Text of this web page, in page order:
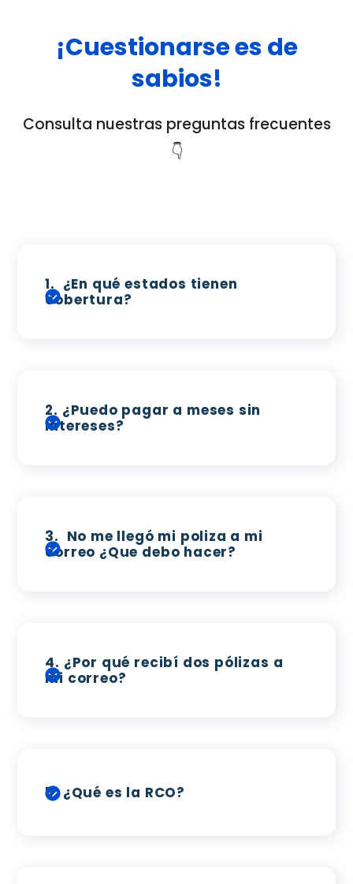
¡Cuestionarse es de
sabios!
Consulta nuestras preguntas frecuentes
👇
1. ¿En qué estados tienen
cobertura?
2. ¿Puedo pagar a meses sin
intereses?
3. No me llegó mi poliza a mi
correo ¿Que debo hacer?
4. ¿Por qué recibí dos pólizas a
mi correo?
5.¿Qué es la RCO?